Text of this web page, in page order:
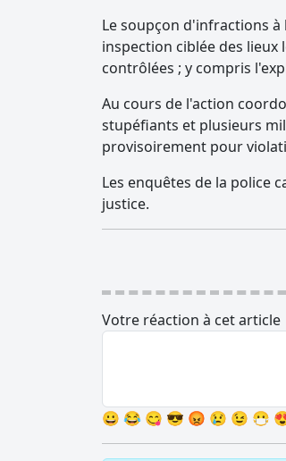
Le soupçon d'infractions
inspection ciblée des lieux
contrôlées ; y compris
Au cours de l'action
stupéfiants et plusieurs
provisoirement pour
Les enquêtes de la police
justice.
Votre réaction à cet article
😀 😂 😋 😎 😡 😢 😉 😷